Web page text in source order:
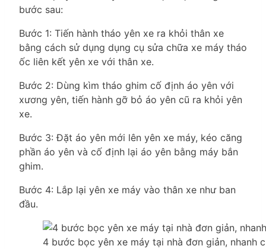
bước sau:
Bước 1: Tiến hành tháo yên xe ra khỏi thân xe
bằng cách sử dụng dụng cụ sửa chữa xe máy tháo
ốc liên kết yên xe với thân xe.
Bước 2: Dùng kìm tháo ghim cố định áo yên với
xương yên, tiến hành gỡ bỏ áo yên cũ ra khỏi yên
xe.
Bước 3: Đặt áo yên mới lên yên xe máy, kéo căng
phần áo yên và cố định lại áo yên bằng máy bắn
ghim.
Bước 4: Lắp lại yên xe máy vào thân xe như ban
đầu.
4 bước bọc yên xe máy tại nhà đơn giản, nhanh